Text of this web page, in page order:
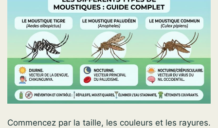
Commencez par la taille, les couleurs et les rayures.